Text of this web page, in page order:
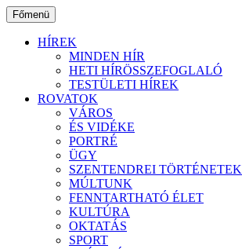
Ugrás
a
tartalomhoz
Főmenü
HÍREK
MINDEN HÍR
HETI HÍRÖSSZEFOGLALÓ
TESTÜLETI HÍREK
ROVATOK
VÁROS
ÉS VIDÉKE
PORTRÉ
ÜGY
SZENTENDREI TÖRTÉNETEK
MÚLTUNK
FENNTARTHATÓ ÉLET
KULTÚRA
OKTATÁS
SPORT